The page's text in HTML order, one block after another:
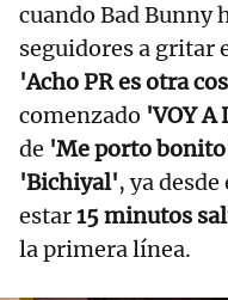
cuando Bad Bunny
seguidores a gritar
'Acho PR es otra
comenzado 'VOY A
de 'Me porto
'Bichiyal', ya
estar15 minutos
la primera línea.